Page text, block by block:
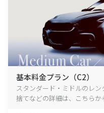
基本料金プラン（C2）
スタンダード・ミドルのレ
捨てなどの詳細は、こちらか